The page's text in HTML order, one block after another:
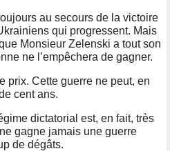
au secours de la victoire
qui progressent. Mais
Monsieur Zelenski a tout son
ne l’empêchera de gagner.
prix. Cette guerre ne peut, en
cent ans.
dictatorial est, en fait, très
gagne jamais une guerre
de dégâts.